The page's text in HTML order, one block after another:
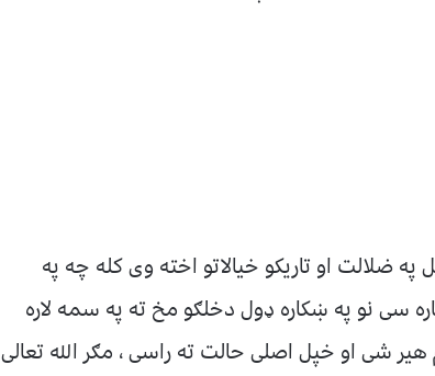
ضلالت او تاریکو خیالاتو اخته وی کله چه په
سی نو په ښکاره ډول دخلګو مخ ته په سمه لاره
شی او خپل اصلی حالت ته راسی ، مګر الله تعالی